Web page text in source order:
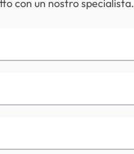
con un nostro specialista.